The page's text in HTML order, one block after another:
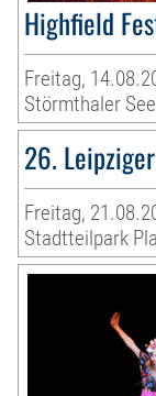
Highfield
Freitag,
Störmthaler See
26.
Freitag,
Stadtteilpark